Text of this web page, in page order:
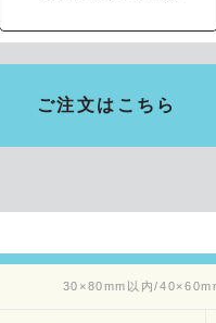
ご注文はこちら
30×80mm以内/